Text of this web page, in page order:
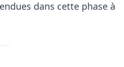
dans cette phase à